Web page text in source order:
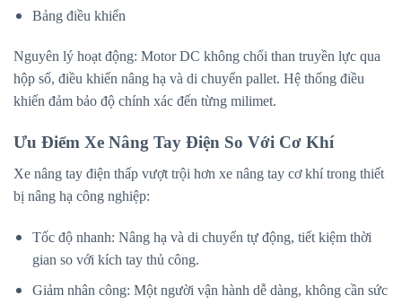
Bảng điều khiển
Nguyên lý hoạt động: Motor DC không chổi than truyền lực qua
hộp số, điều khiển nâng hạ và di chuyển pallet. Hệ thống điều
khiển đảm bảo độ chính xác đến từng milimet.
Ưu Điểm Xe Nâng Tay Điện So Với Cơ Khí
Xe nâng tay điện thấp vượt trội hơn xe nâng tay cơ khí trong thiết
bị nâng hạ công nghiệp:
Tốc độ nhanh: Nâng hạ và di chuyển tự động, tiết kiệm thời
gian so với kích tay thủ công.
Giảm nhân công: Một người vận hành dễ dàng, không cần sức